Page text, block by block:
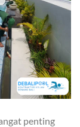
penting